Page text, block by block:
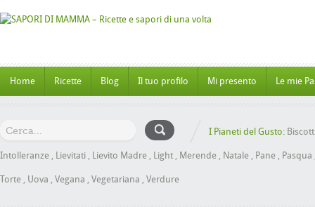
Home Ricette Blog Il tuo profilo Mi presento Le mie
I Pianeti del Gusto:
Intolleranze , Lievitati , Lievito Madre , Light , Merende , Natale , Pane , Pasqua
Torte , Uova , Vegana , Vegetariana , Verdure